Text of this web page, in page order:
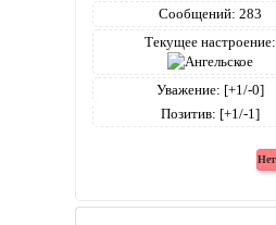
Сообщений: 283
Текущее настроение:
Уважение: [+1/-0]
Позитив: [+1/-1]